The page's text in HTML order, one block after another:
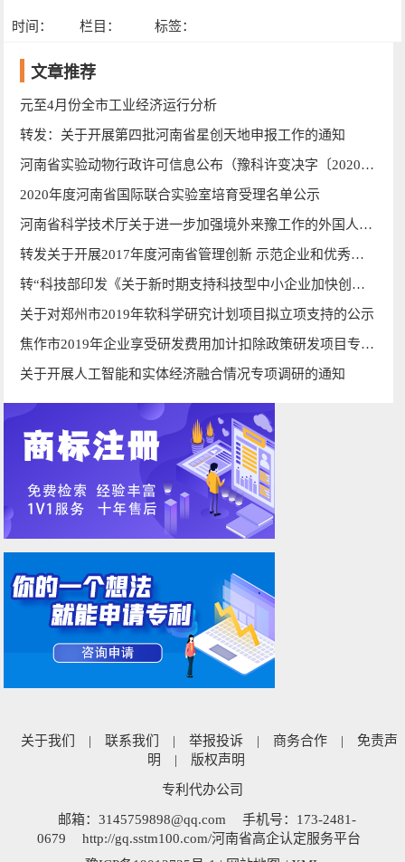
时间： 栏目： 标签：
文章推荐
元至4月份全市工业经济运行分析
转发：关于开展第四批河南省星创天地申报工作的通知
河南省实验动物行政许可信息公布（豫科许变决字〔2020〕第8号）
2020年度河南省国际联合实验室培育受理名单公示
河南省科学技术厅关于进一步加强境外来豫工作的外国人员疫情防控工作的通知
转发关于开展2017年度河南省管理创新 示范企业和优秀企业申报工作的通知的通知
转“科技部印发《关于新时期支持科技型中小企业加快创新发展的若干政策措施》的通知”
关于对郑州市2019年软科学研究计划项目拟立项支持的公示
焦作市2019年企业享受研发费用加计扣除政策研发项目专家鉴定结果公示
关于开展人工智能和实体经济融合情况专项调研的通知
关于我们 | 联系我们 | 举报投诉 | 商务合作 |
免责声
明
| 版权声明
专利代办公司
邮箱：3145759898@qq.com
手机号：173-2481-
0679
http://gq.sstm100.com/河南省高企认定服务平台